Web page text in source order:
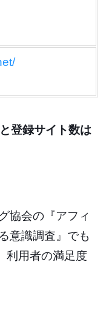
登録サイト数は
協会の『アフィ
意識調査』でも
利用者の満足度